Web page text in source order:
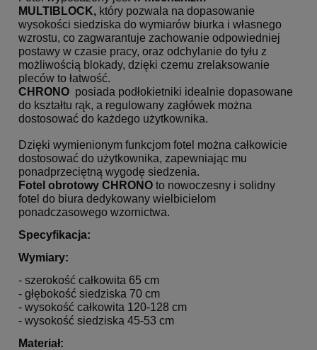
MULTIBLOCK, który pozwala na dopasowanie
wysokości siedziska do wymiarów biurka i własnego
wzrostu, co zagwarantuje zachowanie odpowiedniej
postawy w czasie pracy, oraz odchylanie do tyłu z
możliwością blokady, dzięki czemu zrelaksowanie
pleców to łatwość.
CHRONO posiada podłokietniki idealnie dopasowane
do kształtu rąk, a regulowany zagłówek można
dostosować do każdego użytkownika.
Dzięki wymienionym funkcjom fotel można całkowicie
dostosować do użytkownika, zapewniając mu
ponadprzeciętną wygodę siedzenia.
Fotel obrotowy CHRONO to nowoczesny i solidny
fotel do biura dedykowany wielbicielom
ponadczasowego wzornictwa.
Specyfikacja:
Wymiary:
- szerokość całkowita 65 cm
- głębokość siedziska 70 cm
- wysokość całkowita 120-128 cm
- wysokość siedziska 45-53 cm
Materiał: